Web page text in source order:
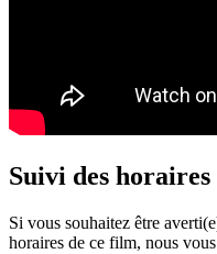
Suivi des horaires
Si vous souhaitez être
horaires de ce film, nous